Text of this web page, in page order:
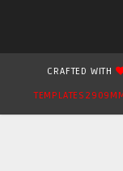
CRAFTED WITH